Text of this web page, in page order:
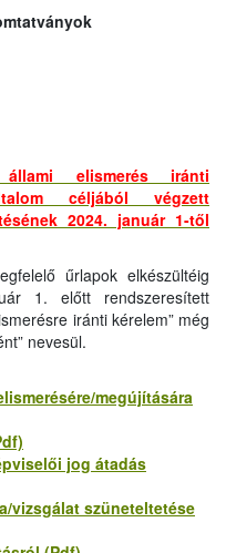
elismerés iránti
céljából végzett
2024. január 1-től
űrlapok elkészültéig
1. előtt rendszeresített
iránti kérelem” még
nevesül.
megújítására
jog átadás
vizsgálat szüneteltetése